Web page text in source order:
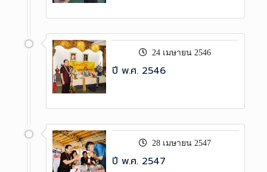
24 เมษายน 2546
ปี พ.ศ. 2546
28 เมษายน 2547
ปี พ.ศ. 2547